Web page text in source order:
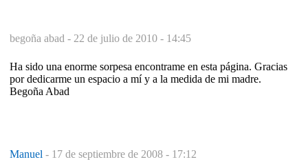
begoña abad - 22 de julio de 2010 - 14:45
Ha sido una enorme sorpesa encontrame en esta página. Gracias
por dedicarme un espacio a mí y a la medida de mi madre.
Begoña Abad
Manuel - 17 de septiembre de 2008 - 17:12